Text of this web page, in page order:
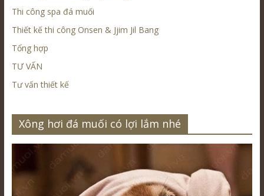
Thi công spa đá muối
Thiết kế thi công Onsen & Jjim Jil Bang
Tổng hợp
TƯ VẤN
Tư vấn thiết kế
Xông hơi đá muối có lợi lắm nhé